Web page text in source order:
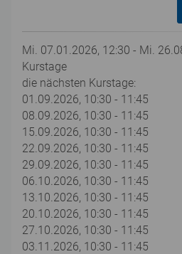
Mi. 07.01.2026, 12:30 - Mi.
Kurstage
die nächsten Kurstage:
01.09.2026, 10:30 - 11:45
08.09.2026, 10:30 - 11:45
15.09.2026, 10:30 - 11:45
22.09.2026, 10:30 - 11:45
29.09.2026, 10:30 - 11:45
06.10.2026, 10:30 - 11:45
13.10.2026, 10:30 - 11:45
20.10.2026, 10:30 - 11:45
27.10.2026, 10:30 - 11:45
03.11.2026, 10:30 - 11:45